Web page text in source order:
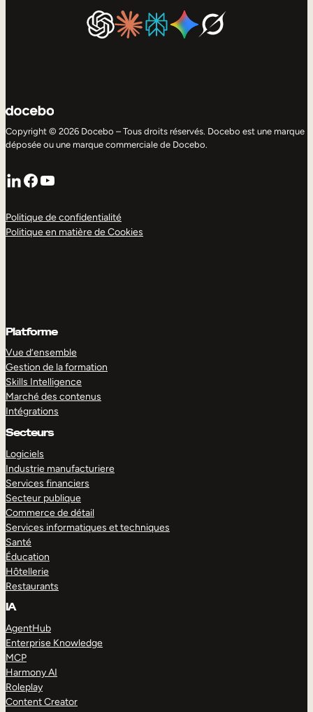
Copyright © 2026 Docebo – Tous droits réservés. Docebo est une marque
déposée ou une marque commerciale de Docebo.
LinkedIn
Facebook
YouTube
Politique de confidentialité
Politique en matière de Cookies
Platforme
Vue d’ensemble
Gestion de la formation
Skills Intelligence
Marché des contenus
Intégrations
Secteurs
Logiciels
Industrie manufacturiere
Services financiers
Secteur publique
Commerce de détail
Services informatiques et techniques
Santé
Éducation
Hôtellerie
Restaurants
IA
AgentHub
Enterprise Knowledge
MCP
Harmony AI
Roleplay
Content Creator